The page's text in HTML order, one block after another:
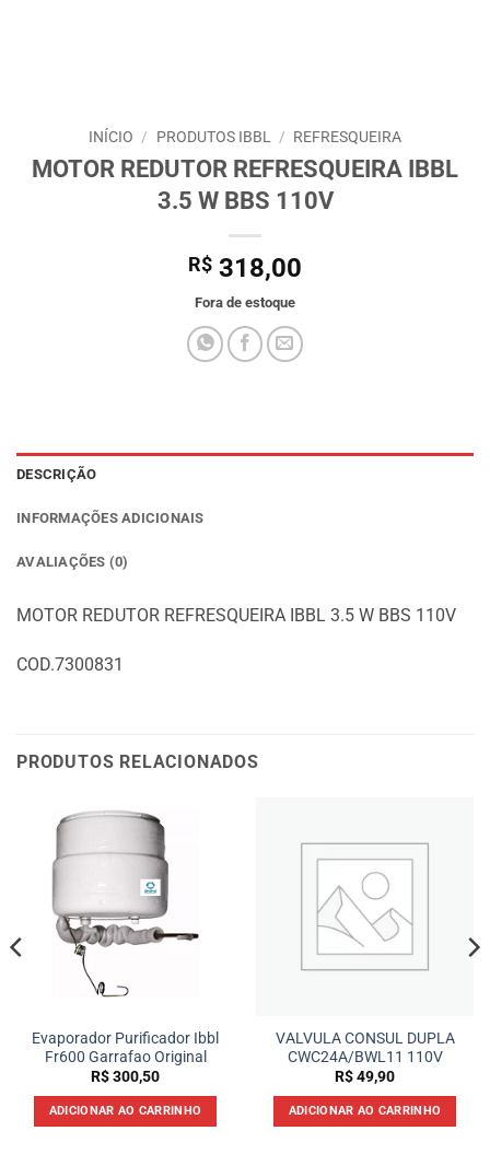
INÍCIO / PRODUTOS IBBL / REFRESQUEIRA
MOTOR REDUTOR REFRESQUEIRA IBBL
3.5 W BBS 110V
R$ 318,00
Fora de estoque
DESCRIÇÃO
INFORMAÇÕES ADICIONAIS
AVALIAÇÕES (0)
MOTOR REDUTOR REFRESQUEIRA IBBL 3.5 W BBS 110V
COD.7300831
PRODUTOS RELACIONADOS
Evaporador Purificador Ibbl
Fr600 Garrafao Original
R$300,50
ADICIONAR AO CARRINHO
VALVULA CONSUL DUPLA
CWC24A/BWL11 110V
R$49,90
ADICIONAR AO CARRINHO